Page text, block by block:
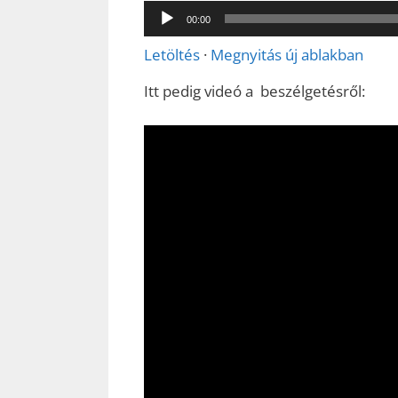
00:00
Letöltés · Megnyitás új ablakban
Itt pedig videó a beszélgetésről: